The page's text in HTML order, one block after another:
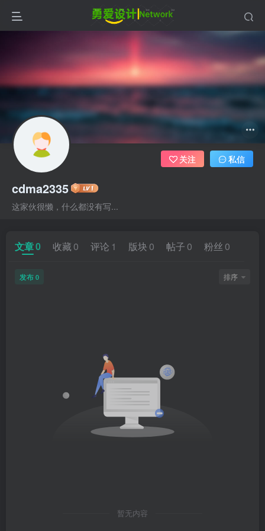
cdma2335
这家伙很懒，什么都没有写...
关注 私信
文章0 收藏 0 评论 1 版块 0 帖子 0 粉丝 0
发布 0 排序
暂无内容